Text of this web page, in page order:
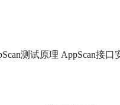
测试原理 AppScan接口